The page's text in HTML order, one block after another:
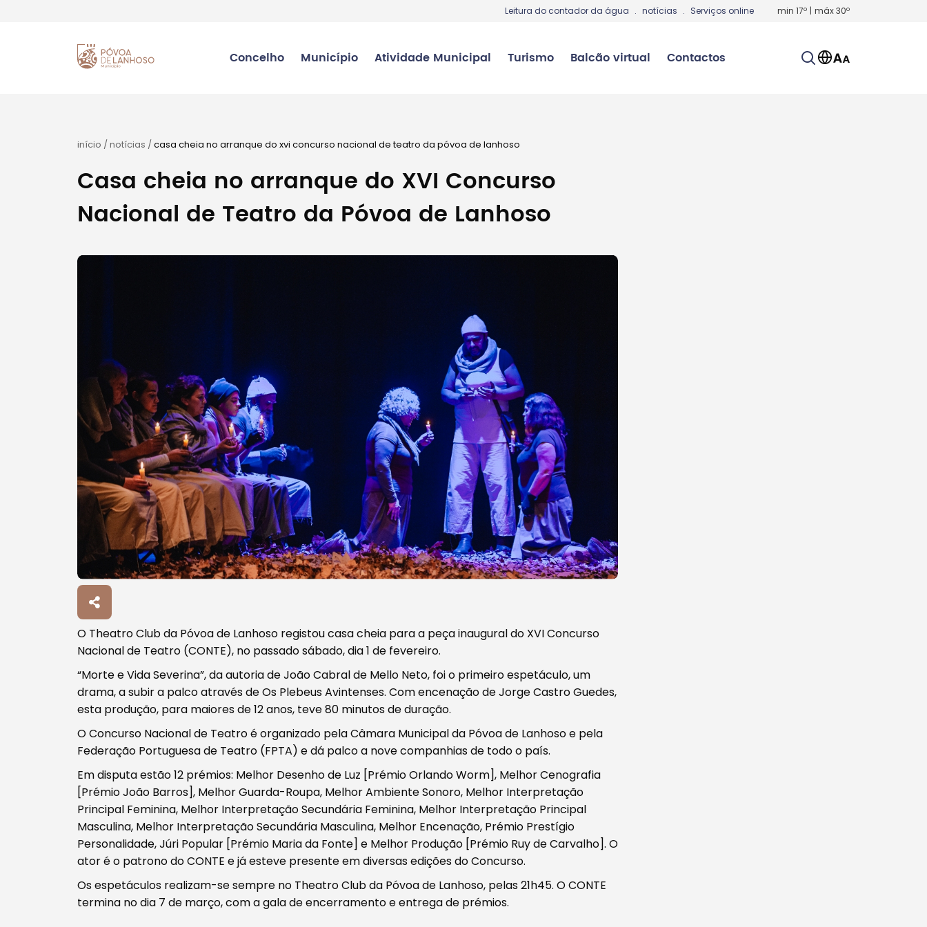
Leitura do contador da água . notícias . Serviços online min 17º | máx30º
Concelho Município Atividade Municipal Turismo Balcão virtual Contactos
início /notícias /casa cheia no arranque do xvi concurso nacional de teatro da póvoa de lanhoso
Casa cheia no arranque do XVI Concurso
Nacional de Teatro da Póvoa de Lanhoso
O Theatro Club da Póvoa de Lanhoso registou casa cheia para a peça inaugural do XVI Concurso
Nacional de Teatro (CONTE), no passado sábado, dia 1 de fevereiro.
“Morte e Vida Severina”, da autoria de João Cabral de Mello Neto, foi o primeiro espetáculo, um
drama, a subir a palco através de Os Plebeus Avintenses. Com encenação de Jorge Castro Guedes,
esta produção, para maiores de 12 anos, teve 80 minutos de duração.
O Concurso Nacional de Teatro é organizado pela Câmara Municipal da Póvoa de Lanhoso e pela
Federação Portuguesa de Teatro (FPTA) e dá palco a nove companhias de todo o país.
Em disputa estão 12 prémios: Melhor Desenho de Luz [Prémio Orlando Worm], Melhor Cenografia
[Prémio João Barros], Melhor Guarda-Roupa, Melhor Ambiente Sonoro, Melhor Interpretação
Principal Feminina, Melhor Interpretação Secundária Feminina, Melhor Interpretação Principal
Masculina, Melhor Interpretação Secundária Masculina, Melhor Encenação, Prémio Prestígio
Personalidade, Júri Popular [Prémio Maria da Fonte] e Melhor Produção [Prémio Ruy de Carvalho]. O
ator é o patrono do CONTE e já esteve presente em diversas edições do Concurso.
Os espetáculos realizam-se sempre no Theatro Club da Póvoa de Lanhoso, pelas 21h45. O CONTE
termina no dia 7 de março, com a gala de encerramento e entrega de prémios.